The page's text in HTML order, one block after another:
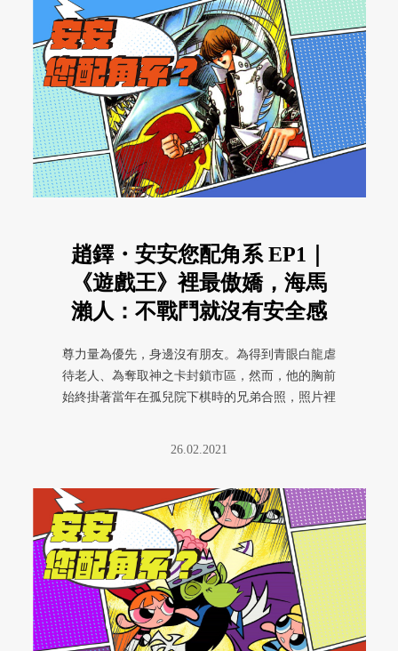
趙鐸・安安您配角系 EP1｜
《遊戲王》裡最傲嬌，海馬
瀨人：不戰鬥就沒有安全感
尊力量為優先，身邊沒有朋友。為得到青眼白龍虐
待老人、為奪取神之卡封鎖市區，然而，他的胸前
始終掛著當年在孤兒院下棋時的兄弟合照，照片裡
26.02.2021